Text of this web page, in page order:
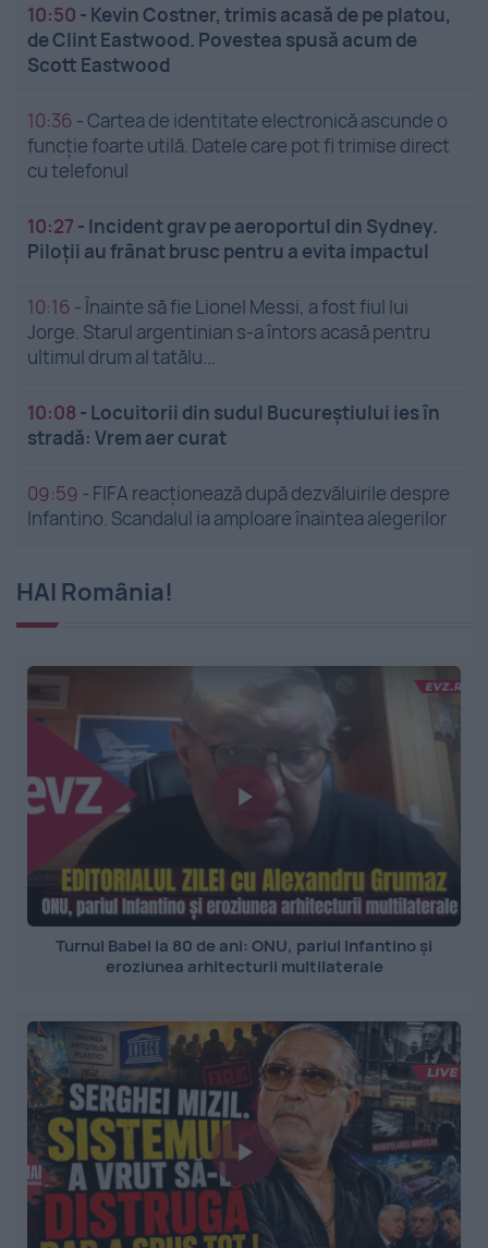
10:50 - Kevin Costner, trimis acasă de pe platou,
de Clint Eastwood. Povestea spusă acum de
Scott Eastwood
10:36 -Cartea de identitate electronică ascunde o
funcție foarte utilă. Datele care pot fi trimise direct
cu telefonul
10:27 - Incident grav pe aeroportul din Sydney.
Piloții au frânat brusc pentru a evita impactul
10:16 -Înainte să fie Lionel Messi, a fost fiul lui
Jorge. Starul argentinian s-a întors acasă pentru
ultimul drum al tatălu...
10:08 - Locuitorii din sudul Bucureștiului ies în
stradă: Vrem aer curat
09:59 - FIFA reacționează după dezvăluirile despre
Infantino. Scandalul ia amploare înaintea alegerilor
HAI România!
Turnul Babel la 80 de ani: ONU, pariul Infantino și
eroziunea arhitecturii multilaterale